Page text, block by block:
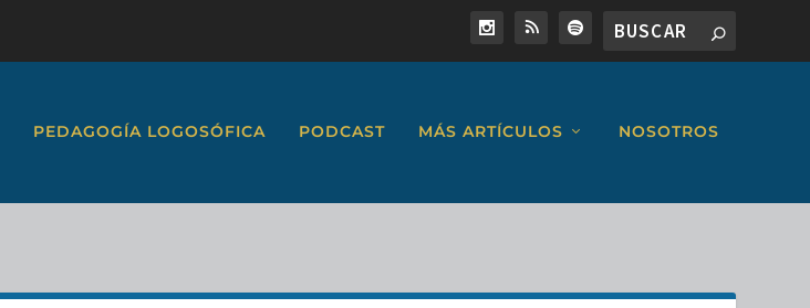
PEDAGOGÍA LOGOSÓFICA PODCAST MÁS ARTÍCULOS NOSOTROS